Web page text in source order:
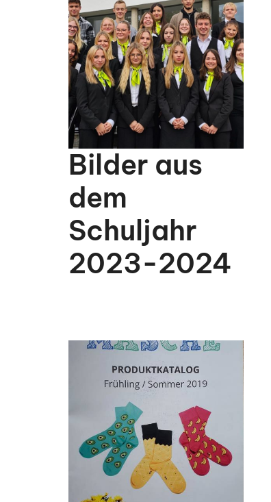
Bilder aus
dem
Schuljahr
2023-2024